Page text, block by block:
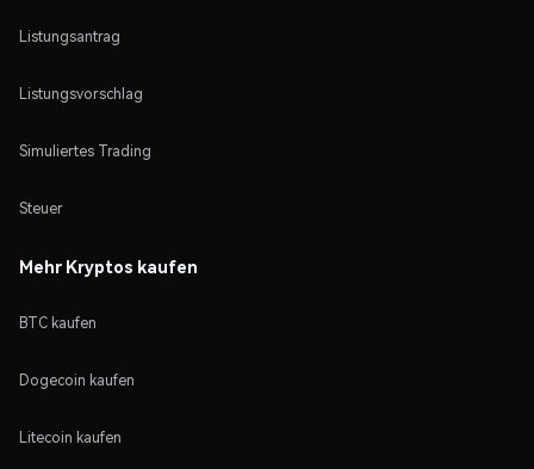
Listungsantrag
Listungsvorschlag
Simuliertes Trading
Steuer
Mehr Kryptos kaufen
BTC kaufen
Dogecoin kaufen
Litecoin kaufen